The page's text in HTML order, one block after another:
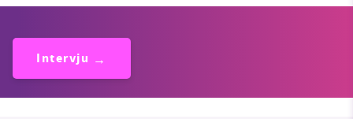
Intervju